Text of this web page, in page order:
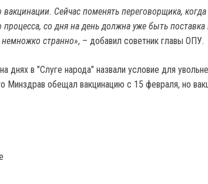
Сейчас поменять переговорщика,
процесса, со дня на день должна уже быть поставка
странно», – добавил советник главы ОПУ.
днях в "Слуге народа" назвали условие для
Минздрав обещал вакцинацию с 15 февраля, но